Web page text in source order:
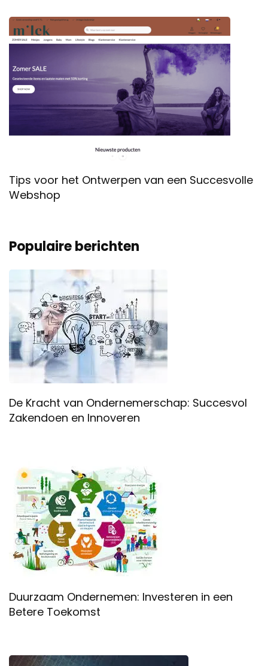
Tips voor het Ontwerpen van een Succesvolle
Webshop
Populaire berichten
De Kracht van Ondernemerschap: Succesvol
Zakendoen en Innoveren
Duurzaam Ondernemen: Investeren in een
Betere Toekomst